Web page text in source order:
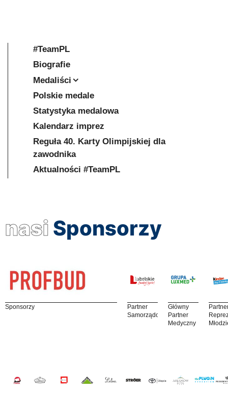
#TeamPL
Biografie
Medaliści
Polskie medale
Statystyka medalowa
Kalendarz imprez
Reguła 40. Karty Olimpijskiej dla
zawodnika
Aktualności #TeamPL
nasi Sponsorzy
Sponsorzy
Partner
Samorządowy
Główny
Partner
Medyczny